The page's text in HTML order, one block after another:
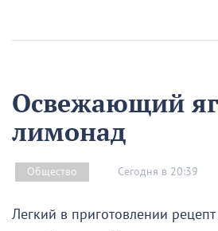
Освежающий
лимонад
Общество Сегодня в 20:39
Легкий в приготовлении